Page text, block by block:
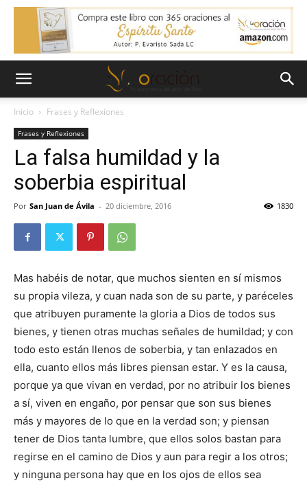
Inicio Frases y Reflexiones
Frases y Reflexiones
La falsa humildad y la
soberbia espiritual
Por San Juan de Ávila - 20 diciembre, 2016 1830
Mas habéis de notar, que muchos sienten en sí mismos
su propia vileza, y cuan nada son de su parte, y paréceles
que atribuyen puramente la gloria a Dios de todos sus
bienes, y tienen otras muchas señales de humildad; y con
todo esto están llenos de soberbia, y tan enlazados en
ella, cuanto ellos más libres piensan estar. Y es la causa,
porque ya que vivan en verdad, por no atribuir los bienes
a sí, viven en engaño, por pensar que son sus bienes
más y mayores de lo que en la verdad son; y piensan
tener de Dios tanta lumbre, que ellos solos bastan para
regirse en el camino de Dios y aun para regir a los otros;
y ninguna persona hay que en los ojos de ellos sea